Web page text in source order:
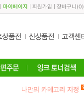
마이페이지 회원가입 장바구니 (0)
나만의 카테고리 지정